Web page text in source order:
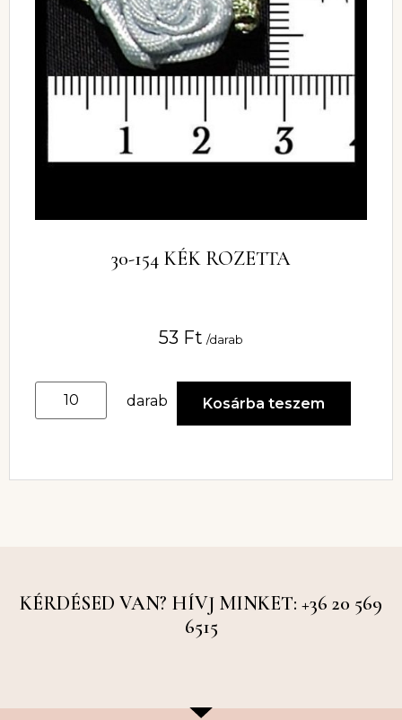
30-154 KÉK ROZETTA
53 Ft /darab
darab Kosárba teszem
KÉRDÉSED VAN? HÍVJ MINKET: +36 20 569
6515